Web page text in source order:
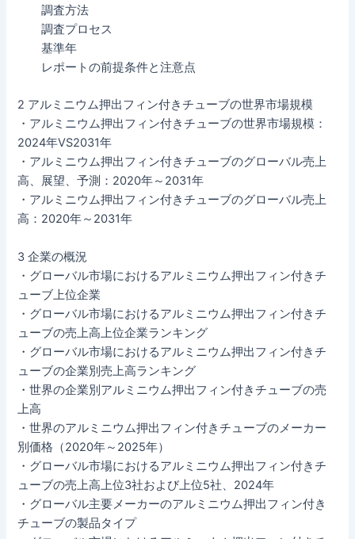
調査方法
調査プロセス
基準年
レポートの前提条件と注意点
2 アルミニウム押出フィン付きチューブの世界市場規模
・アルミニウム押出フィン付きチューブの世界市場規模：
2024年VS2031年
・アルミニウム押出フィン付きチューブのグローバル売上
高、展望、予測：2020年～2031年
・アルミニウム押出フィン付きチューブのグローバル売上
高：2020年～2031年
3 企業の概況
・グローバル市場におけるアルミニウム押出フィン付きチ
ューブ上位企業
・グローバル市場におけるアルミニウム押出フィン付きチ
ューブの売上高上位企業ランキング
・グローバル市場におけるアルミニウム押出フィン付きチ
ューブの企業別売上高ランキング
・世界の企業別アルミニウム押出フィン付きチューブの売
上高
・世界のアルミニウム押出フィン付きチューブのメーカー
別価格（2020年～2025年）
・グローバル市場におけるアルミニウム押出フィン付きチ
ューブの売上高上位3社および上位5社、2024年
・グローバル主要メーカーのアルミニウム押出フィン付き
チューブの製品タイプ